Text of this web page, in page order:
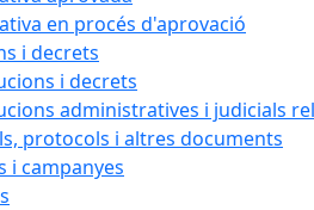
en procés d'aprovació
i decrets
i decrets
administratives i judicials
protocols i altres documents
i campanyes